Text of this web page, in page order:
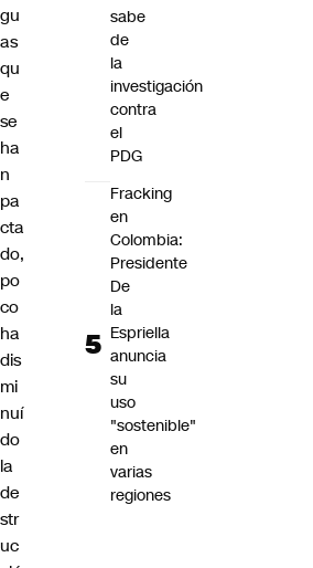
gu
as
qu
e
se
ha
n
pa
cta
do,
po
co
ha
dis
mi
nuí
do
la
de
str
uc
sabe
de
la
investigación
contra
el
PDG
Fracking
en
Colombia:
Presidente
De
la
Espriella
anuncia
su
uso
"sostenible"
en
varias
regiones